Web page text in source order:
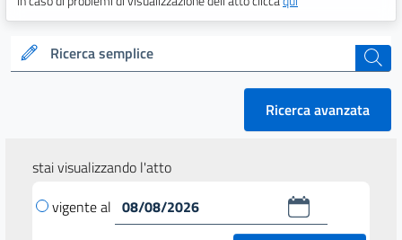
Ricerca semplice cerca
Ricerca avanzata
stai visualizzando l'atto
vigente al